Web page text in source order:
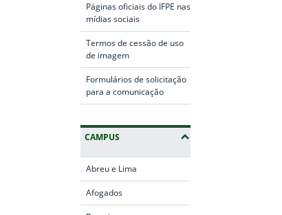
Páginas oficiais do IFPE nas
mídias sociais
Termos de cessão de uso
de imagem
Formulários de solicitação
para a comunicação
CAMPUS
Abreu e Lima
Afogados